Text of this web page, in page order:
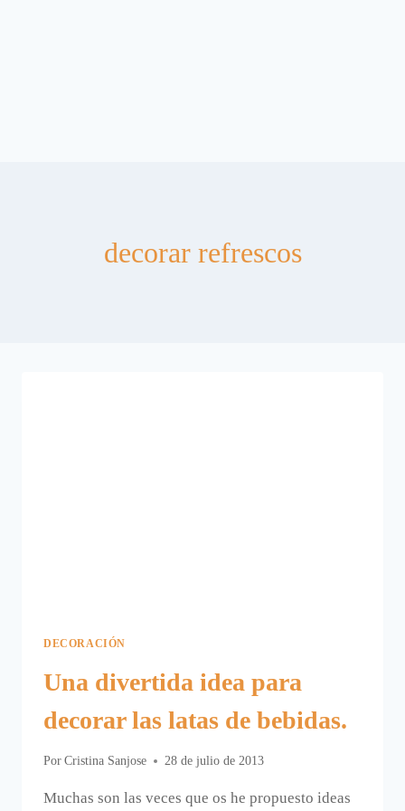
decorar refrescos
DECORACIÓN
Una divertida idea para
decorar las latas de bebidas.
Por Cristina Sanjose 28 de julio de 2013
Muchas son las veces que os he propuesto ideas